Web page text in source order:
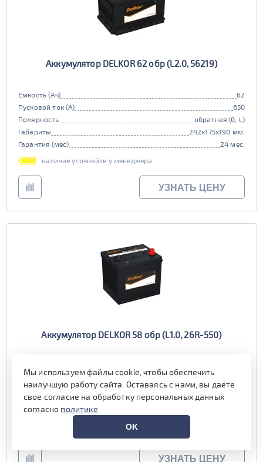
Аккумулятор DELKOR 62 обр (L2.0, 56219)
Емкость (Ач)
62
Пусковой ток (А)
650
Полярность
обратная (0, L)
Габариты
242x175x190 мм.
Гарантия (мес)
24 мес.
наличие уточняйте у менеджера
УЗНАТЬ ЦЕНУ
Аккумулятор DELKOR 58 обр (L1.0, 26R-550)
Пусковой ток (А)
Полярность
обратная (0, L)
208x172x200 мм.
Гарантия (мес)
наличие уточняйте у менеджера
УЗНАТЬ ЦЕНУ
Мы используем файлы cookie, чтобы обеспечить
наилучшую работу сайта. Оставаясь с нами, вы даёте
свое согласие на обработку персональных данных
согласно политике
OK